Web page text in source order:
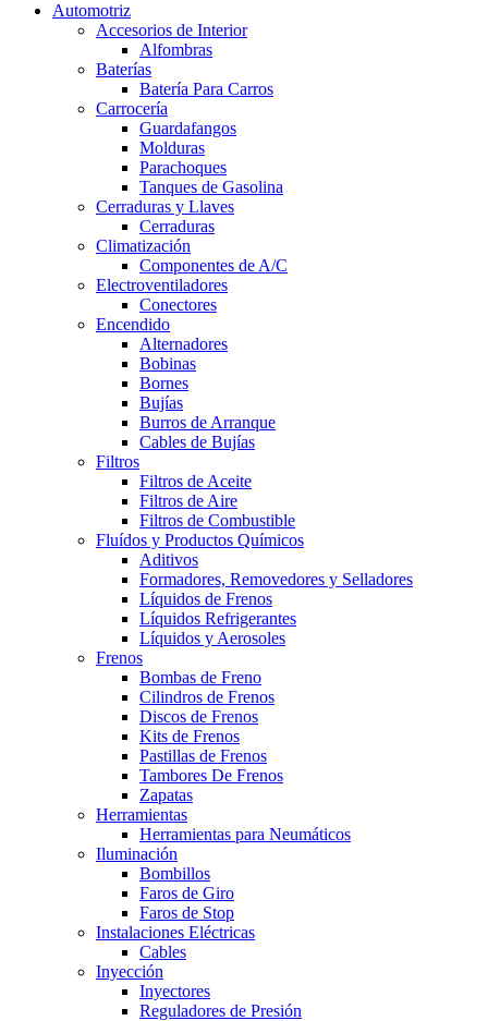
Automotriz
Accesorios de Interior
Alfombras
Baterías
Batería Para Carros
Carrocería
Guardafangos
Molduras
Parachoques
Tanques de Gasolina
Cerraduras y Llaves
Cerraduras
Climatización
Componentes de A/C
Electroventiladores
Conectores
Encendido
Alternadores
Bobinas
Bornes
Bujías
Burros de Arranque
Cables de Bujías
Filtros
Filtros de Aceite
Filtros de Aire
Filtros de Combustible
Fluídos y Productos Químicos
Aditivos
Formadores, Removedores y Selladores
Líquidos de Frenos
Líquidos Refrigerantes
Líquidos y Aerosoles
Frenos
Bombas de Freno
Cilindros de Frenos
Discos de Frenos
Kits de Frenos
Pastillas de Frenos
Tambores De Frenos
Zapatas
Herramientas
Herramientas para Neumáticos
Iluminación
Bombillos
Faros de Giro
Faros de Stop
Instalaciones Eléctricas
Cables
Inyección
Inyectores
Reguladores de Presión